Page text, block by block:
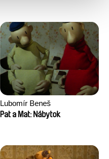
Lubomír Beneš
Pat a Mat: Nábytok